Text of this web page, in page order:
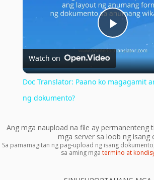
Play
Video
Watch on
Doc Translator: Paano ko magagamit
ng dokumento?
Ang mga naupload na file ay permanenteng
mga server sa loob ng isang
Sa pamamagitan ng pag-upload ng isang
sa aming mga termino at